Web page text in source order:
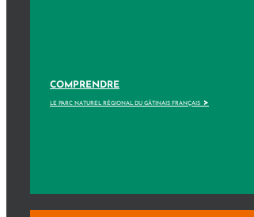
COMPRENDRE
LE PARC NATUREL RÉGIONAL DU GÂTINAIS FRANÇAIS >